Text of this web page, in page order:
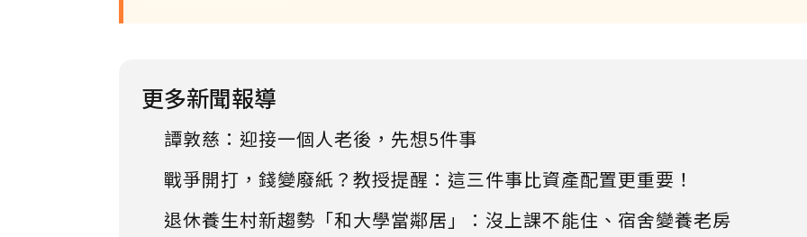
更多新聞報導
譚敦慈：迎接一個人老後，先想5件事
戰爭開打，錢變廢紙？教授提醒：這三件事比資產配置更重要！
退休養生村新趨勢「和大學當鄰居」：沒上課不能住、宿舍變養老房